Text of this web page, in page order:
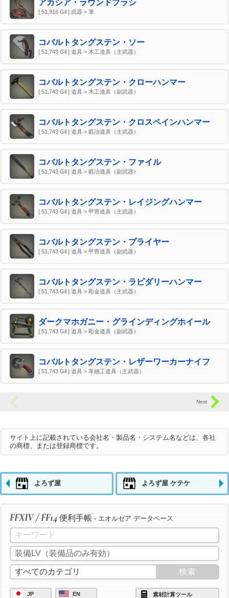
アカシア・ラウンドブラシ
[ 51,916 Gil ] 武器 > 筆
コバルトタングステン・ソー
[ 51,743 Gil ] 道具 > 木工道具（主武器）
コバルトタングステン・クローハンマー
[ 51,743 Gil ] 道具 > 木工道具（副武器）
コバルトタングステン・クロスペインハンマー
[ 51,743 Gil ] 道具 > 鍛冶道具（主武器）
コバルトタングステン・ファイル
[ 51,743 Gil ] 道具 > 鍛冶道具（副武器）
コバルトタングステン・レイジングハンマー
[ 51,743 Gil ] 道具 > 甲冑道具（主武器）
コバルトタングステン・プライヤー
[ 51,743 Gil ] 道具 > 甲冑道具（副武器）
コバルトタングステン・ラピダリーハンマー
[ 51,743 Gil ] 道具 > 彫金道具（主武器）
ダークマホガニー・グラインディングホイール
[ 51,743 Gil ] 道具 > 彫金道具（副武器）
コバルトタングステン・レザーワーカーナイフ
[ 51,743 Gil ] 道具 > 革細工道具（主武器）
サイト上に記載されている会社名・製品名・システム名などは、各社
の商標、または登録商標です。
よろず屋 よろず屋 ケテケ
FFXIV / FF14 便利手帳 - エオルゼア データベース
JP EN 素材計算ツール